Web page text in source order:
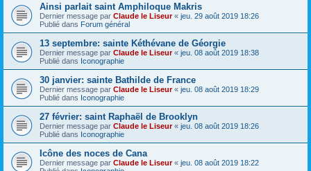
Ainsi parlait saint Amphiloque Makris
Dernier message par Claude le Liseur« jeu. 29 août 2019 18:26
Publié dans Forum général
13 septembre: sainte Kéthévane de Géorgie
Dernier message par Claude le Liseur« jeu. 08 août 2019 18:38
Publié dans Iconographie
30 janvier: sainte Bathilde de France
Dernier message par Claude le Liseur« jeu. 08 août 2019 18:29
Publié dans Iconographie
27 février: saint Raphaël de Brooklyn
Dernier message par Claude le Liseur« jeu. 08 août 2019 18:26
Publié dans Iconographie
Icône des noces de Cana
Dernier message par Claude le Liseur« jeu. 08 août 2019 18:22